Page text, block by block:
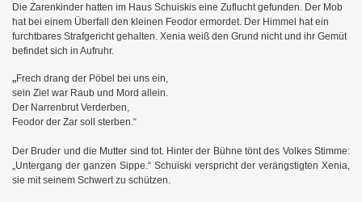
Die Zarenkinder hatten im Haus Schuiskis eine Zuflucht gefunden. Der Mob
hat bei einem Überfall den kleinen Feodor ermordet. Der Himmel hat ein
furchtbares Strafgericht gehalten. Xenia weiß den Grund nicht und ihr Gemüt
befindet sich in Aufruhr.
„Frech drang der Pöbel bei uns ein,
sein Ziel war Raub und Mord allein.
Der Narrenbrut Verderben,
Feodor der Zar soll sterben.“
Der Bruder und die Mutter sind tot. Hinter der Bühne tönt des Volkes Stimme:
„Untergang der ganzen Sippe.“ Schuiski verspricht der verängstigten Xenia,
sie mit seinem Schwert zu schützen.